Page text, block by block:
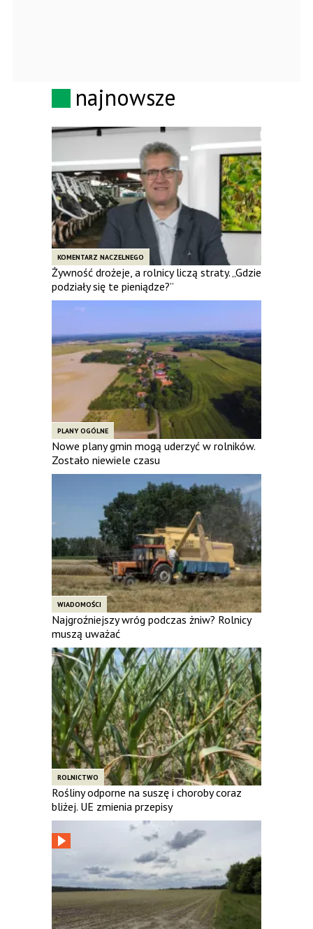
najnowsze
KOMENTARZ NACZELNEGO
Żywność drożeje, a rolnicy liczą straty. „Gdzie
podziały się te pieniądze?”
PLANY OGÓLNE
Nowe plany gmin mogą uderzyć w rolników.
Zostało niewiele czasu
WIADOMOŚCI
Najgroźniejszy wróg podczas żniw? Rolnicy
muszą uważać
ROLNICTWO
Rośliny odporne na suszę i choroby coraz
bliżej. UE zmienia przepisy